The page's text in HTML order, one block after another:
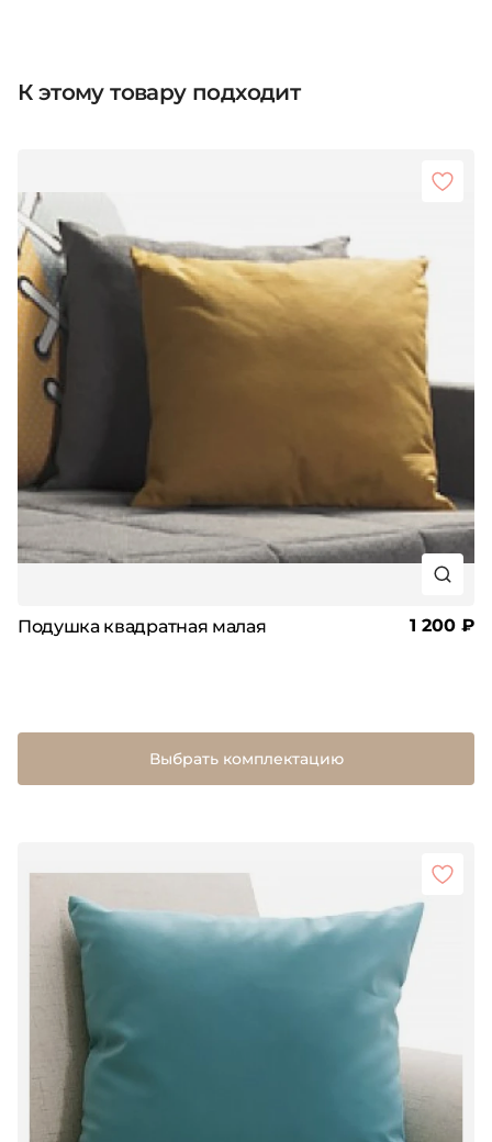
К этому товару подходит
Подушка квадратная малая 1 200 ₽
Выбрать комплектацию